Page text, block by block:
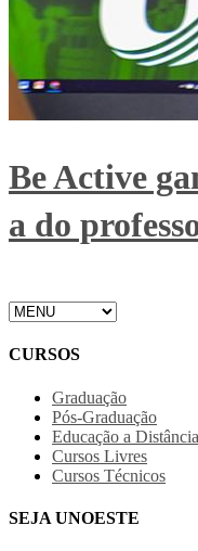
Be Active
a do
CURSOS
Graduação
Pós-Graduação
Educação a Distância
Cursos Livres
Cursos Técnicos
SEJA UNOESTE